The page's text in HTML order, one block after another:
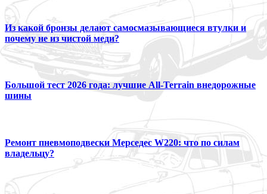
Из какой бронзы делают самосмазывающиеся втулки и
почему не из чистой меди?
Большой тест 2026 года: лучшие All-Terrain внедорожные
шины
Ремонт пневмоподвески Мерседес W220: что по силам
владельцу?